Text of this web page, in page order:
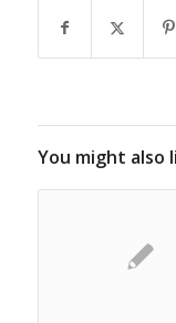
You might also